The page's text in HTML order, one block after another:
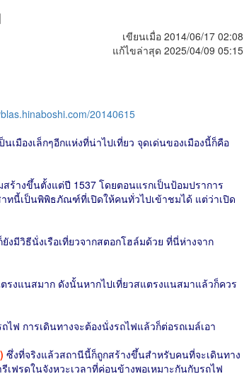
เขียนเมื่อ 2014/06/17 02:08
แก้ไขล่าสุด 2025/04/09 05:15
20140615
นเมืองเล็กๆอีกแห่งที่น่าไปเที่ยว จุดเด่นของเมืองนี้ก็คือ
ร้างขึ้นตั้งแต่ปี 1537 โดยตอนแรกเป็นป้อมปราการ
ทนี้เป็นพิพิธภัณฑ์ที่เปิดให้คนทั่วไปเข้าชมได้ แต่ว่าเปิด
มีวิธีนั่งเรือเที่ยวจากสตอกโฮล์มด้วย ที่นี่ห่างจาก
รงแนสมาก ดังนั้นหากไปเที่ยวสแตรงแนสมาแล้วก็ควร
ฟ การเดินทางจะต้องนั่งรถไฟแล้วก็ต่อรถเมล์เอา
ซึ่งที่จริงแล้วสถานีนี้ก็ถูกสร้างขึ้นสำหรับคนที่จะเดินทาง
เฟรดในจังหวะเวลาที่ค่อนข้างพอเหมาะกันกับรถไฟ